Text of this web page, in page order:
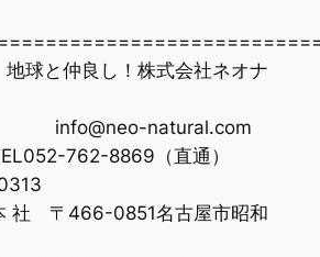
と仲良し！株式会社ネオナ
natural.com
762-8869（直通）
〒466-0851名古屋市昭和